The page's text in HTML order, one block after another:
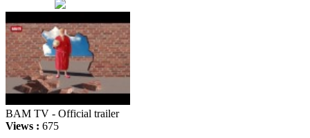
BAM TV - Official trailer
Views : 675